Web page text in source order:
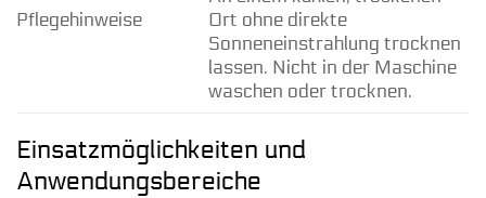
Pflegehinweise
Ort ohne direkte
Sonneneinstrahlung trocknen
lassen. Nicht in der Maschine
waschen oder trocknen.
Einsatzmöglichkeiten und
Anwendungsbereiche